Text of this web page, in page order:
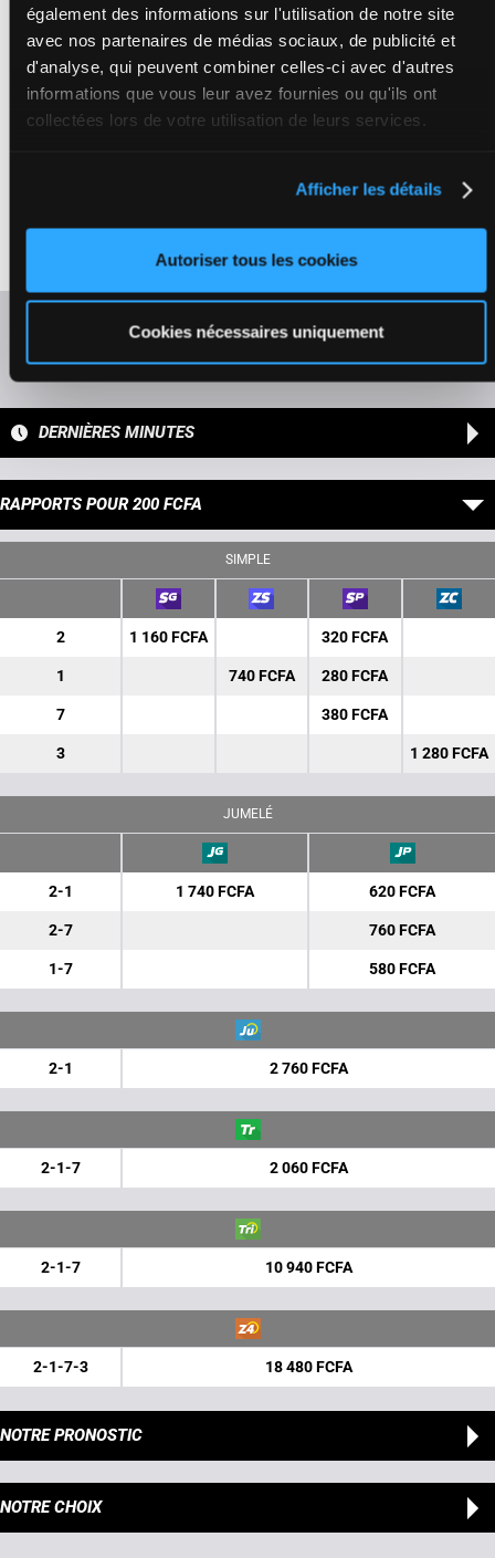
également des informations sur l'utilisation de notre site
avec nos partenaires de médias sociaux, de publicité et
d'analyse, qui peuvent combiner celles-ci avec d'autres
informations que vous leur avez fournies ou qu'ils ont
collectées lors de votre utilisation de leurs services.
Afficher les détails
Autoriser tous les cookies
Cookies nécessaires uniquement
Box: 8 -M/3 -58 kg
PIYANGO
Botti A.
Box: 5 -M/3 -56 kg
M/356 kg Inédit 5
C&y.
H/356 kg Inédit 4
Présence de chevaux favoris
DERNIÈRES MINUTES
RAPPORTS POUR 200 FCFA
SIMPLE
2 1 160 FCFA 320 FCFA
1 740 FCFA 280 FCFA
7 380 FCFA
3 1 280 FCFA
JUMELÉ
2-1 1 740 FCFA 620 FCFA
2-7 760 FCFA
1-7 580 FCFA
2-1 2 760 FCFA
2-1-7 2 060 FCFA
2-1-7 10 940 FCFA
2-1-7-3 18 480 FCFA
NOTRE PRONOSTIC
NOTRE CHOIX